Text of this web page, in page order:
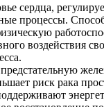
сердца,
процессы.
воздействия
риск рака